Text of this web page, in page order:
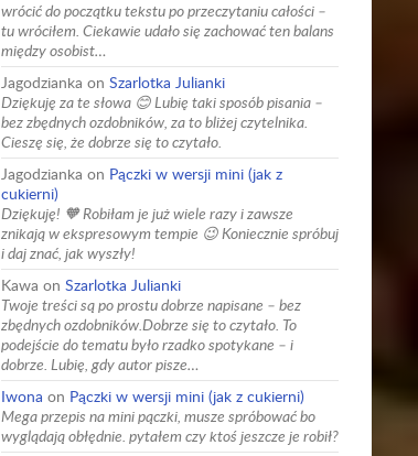
wrócić do początku tekstu po przeczytaniu całości –
tu wróciłem. Ciekawie udało się zachować ten balans
między osobist…
Jagodzianka on Szarlotka Julianki
Dziękuję za te słowa 😊 Lubię taki sposób pisania –
bez zbędnych ozdobników, za to bliżej czytelnika.
Cieszę się, że dobrze się to czytało.
Jagodzianka on Pączki w wersji mini (jak z
cukierni)
Dziękuję! 🧡 Robiłam je już wiele razy i zawsze
znikają w ekspresowym tempie 😉 Koniecznie spróbuj
i daj znać, jak wyszły!
Kawa on Szarlotka Julianki
Twoje treści są po prostu dobrze napisane – bez
zbędnych ozdobników.Dobrze się to czytało. To
podejście do tematu było rzadko spotykane – i
dobrze. Lubię, gdy autor pisze…
Iwona on Pączki w wersji mini (jak z cukierni)
Mega przepis na mini pączki, musze spróbować bo
wyglądają obłędnie. pytałem czy ktoś jeszcze je robił?